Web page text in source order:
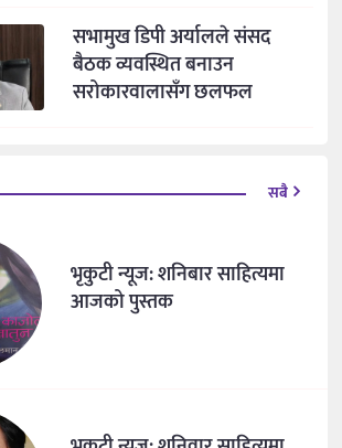
सभामुख डिपी अर्यालले संसद
बैठक व्यवस्थित बनाउन
सरोकारवालासँग छलफल
सबै
भृकुटी न्यूज: शनिबार साहित्यमा
आजको पुस्तक